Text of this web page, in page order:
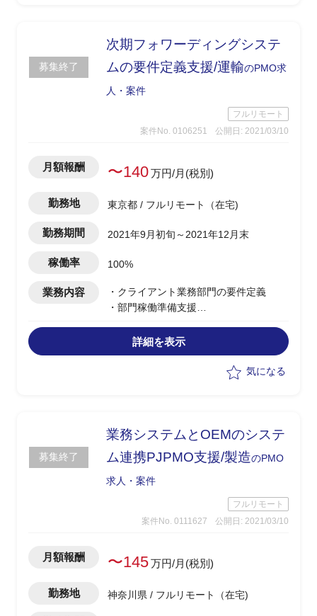
募集終了
次期フォワーディングシステ
ムの要件定義支援/運輸のPMO求
人・案件
フルリモート
案件No. 0106251
公開日: 2021/03/10
月額報酬 〜140万円/月(税別)
勤務地 東京都 / フルリモート（在宅)
勤務期間 2021年9月初旬～2021年12月末
稼働率 100%
業務内容
・クライアント業務部門の要件定義
・部門稼働準備支援
・課題検討支援
詳細を表示
気になる
募集終了
業務システムとOEMのシステ
ム連携PJPMO支援/製造のPMO
求人・案件
フルリモート
案件No. 0111627
公開日: 2021/03/10
月額報酬 〜145万円/月(税別)
勤務地 神奈川県 / フルリモート（在宅)